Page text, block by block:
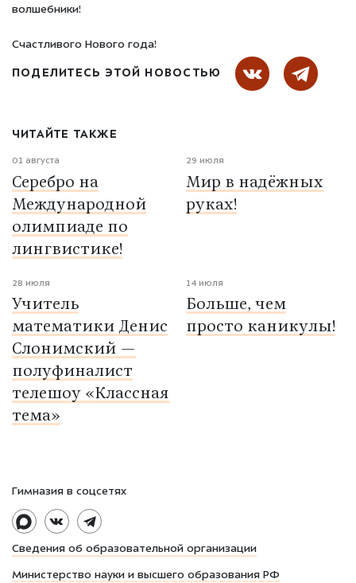
волшебники!
Счастливого Нового года!
ПОДЕЛИТЕСЬ ЭТОЙ НОВОСТЬЮ
ЧИТАЙТЕ ТАКЖЕ
01 августа
Серебро на
Международной
олимпиаде по
лингвистике!
29 июля
Мир в надёжных
руках!
28 июля
Учитель
математики Денис
Слонимский —
полуфиналист
телешоу «Классная
тема»
14 июля
Больше, чем
просто каникулы!
Сведения об образовательной организации
Министерство науки и высшего образования РФ
Гимназия в соцсетях